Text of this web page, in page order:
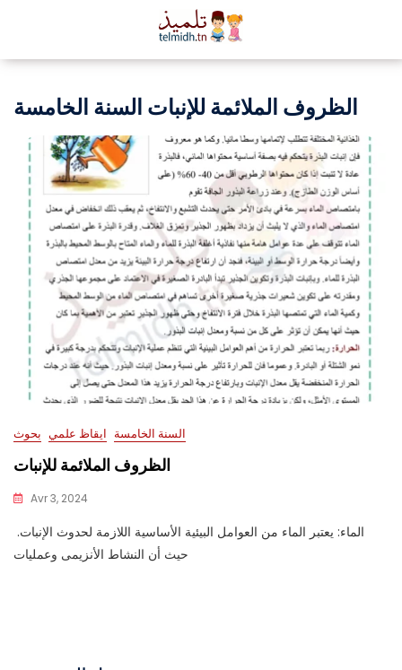
الظروف الملائمة للإنبات السنة الخامسة
السنة الخامسة ايقاظ علمي بحوث
الظروف الملائمة للإنبات
Avr 3, 2024
حيث أن النشاط الأنزيمى وعمليات